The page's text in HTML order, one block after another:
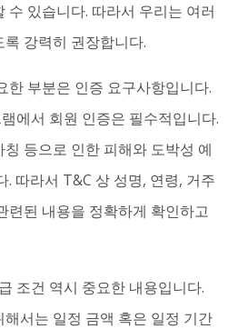
수 있습니다. 따라서 우리는 여러
강력히 권장합니다.
한 부분은 인증 요구사항입니다.
에서 회원 인증은 필수적입니다.
등으로 인한 피해와 도박성 예
. 따라서 T&C 상 성명, 연령, 거주
련된 내용을 정확하게 확인하고
조건 역시 중요한 내용입니다.
서는 일정 금액 혹은 일정 기간